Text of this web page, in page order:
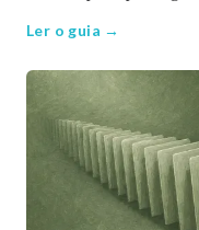
Ler o guia →